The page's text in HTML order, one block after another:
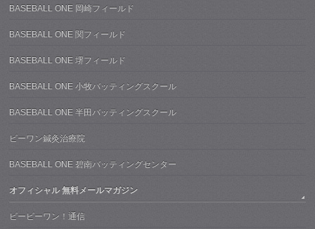
BASEBALL ONE 岡崎フィールド
BASEBALL ONE 関フィールド
BASEBALL ONE 堺フィールド
BASEBALL ONE 小牧バッティングスクール
BASEBALL ONE 半田バッティングスクール
ビーワン鍼灸治療院
BASEBALL ONE 碧南バッティングセンター
オフィシャル 無料メールマガジン
ビービーワン！通信